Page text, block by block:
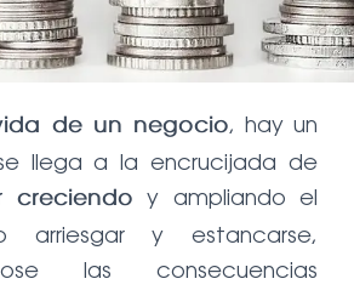
C
I
Ó
de un negocio, hay un
llega a la encrucijada de
creciendo
y ampliando el
y estancarse,
las consecuencias